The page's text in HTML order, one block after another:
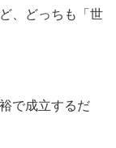
、どっちも「世
で成立するだ